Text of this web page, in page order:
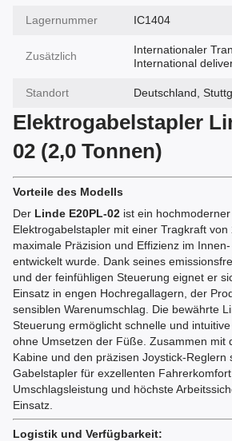
Lagernummer IC1404
Zusätzlich
Internationaler
International
Standort Deutschland,
Elektrogabelstapler
02 (2,0 Tonnen)
Vorteile des Modells
Der Linde E20PL-02 ist ein
Elektrogabelstapler mit einer Tragkraft
maximale Präzision und Effizienz im
entwickelt wurde. Dank seines
und der feinfühligen Steuerung eignet er
Einsatz in engen Hochregallagern, der
sensiblen Warenumschlag. Die bewährte
Steuerung ermöglicht schnelle und
ohne Umsetzen der Füße. Zusammen mit
Kabine und den präzisen Joystick-Reglern
Gabelstapler für exzellenten
Umschlagsleistung und höchste
Einsatz.
Logistik und Verfügbarkeit: